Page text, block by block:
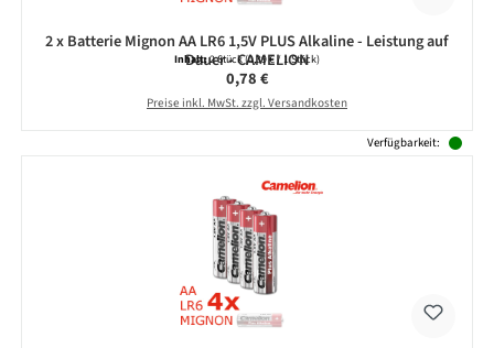
2 x Batterie Mignon AA LR6 1,5V PLUS Alkaline - Leistung auf
Dauer - CAMELION
Inhalt:2 Stück(0,39 € / 1 Stück)
Regulärer Preis:
0,78 €
Preise inkl. MwSt. zzgl. Versandkosten
Verfügbarkeit: